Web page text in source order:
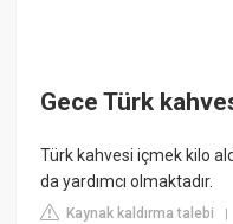
Gece Türk
Türk kahvesi içmek kilo
da yardımcı olmaktadır.
Kaynak kaldırma talebi